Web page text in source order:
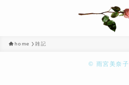
home 雑記
© 雨宮美奈子